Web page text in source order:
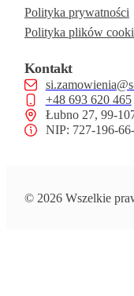
Polityka prywatności
Polityka plików
Kontakt
+48 693 620 465
Łubno 27, 99-
NIP: 727-196-
© 2026 Wszelkie